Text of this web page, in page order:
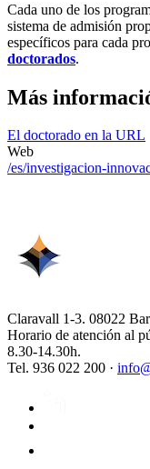
Cada uno de los
sistema de admisión
específicos para cada
doctorados.
Más
El doctorado en la URL
Web
/es/investigacion-
Claravall 1-3. 08022
Horario de atención al
8.30-14.30h.
Tel. 936 022 200 ·